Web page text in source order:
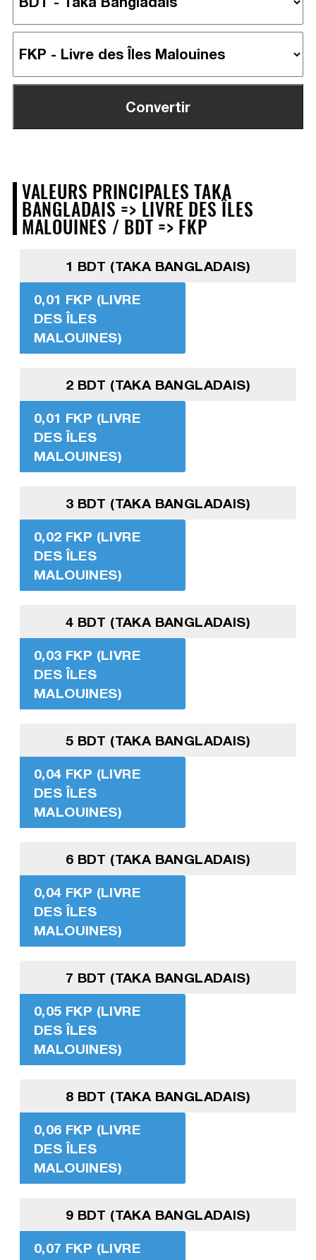
VALEURS PRINCIPALES TAKA
BANGLADAIS => LIVRE DES ÎLES
MALOUINES / BDT => FKP
1 BDT (TAKA BANGLADAIS)
0,01 FKP (LIVRE
DES ÎLES
MALOUINES)
2 BDT (TAKA BANGLADAIS)
0,01 FKP (LIVRE
DES ÎLES
MALOUINES)
3 BDT (TAKA BANGLADAIS)
0,02 FKP (LIVRE
DES ÎLES
MALOUINES)
4 BDT (TAKA BANGLADAIS)
0,03 FKP (LIVRE
DES ÎLES
MALOUINES)
5 BDT (TAKA BANGLADAIS)
0,04 FKP (LIVRE
DES ÎLES
MALOUINES)
6 BDT (TAKA BANGLADAIS)
0,04 FKP (LIVRE
DES ÎLES
MALOUINES)
7 BDT (TAKA BANGLADAIS)
0,05 FKP (LIVRE
DES ÎLES
MALOUINES)
8 BDT (TAKA BANGLADAIS)
0,06 FKP (LIVRE
DES ÎLES
MALOUINES)
9 BDT (TAKA BANGLADAIS)
0,07 FKP (LIVRE